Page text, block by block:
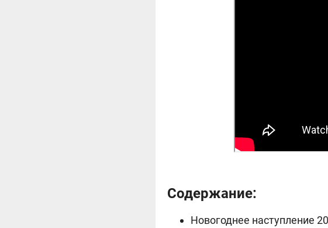
Содержание:
Новогоднее наступление